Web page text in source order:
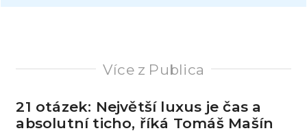
Více z Publica
21 otázek: Největší luxus je čas a
absolutní ticho, říká Tomáš Mašín